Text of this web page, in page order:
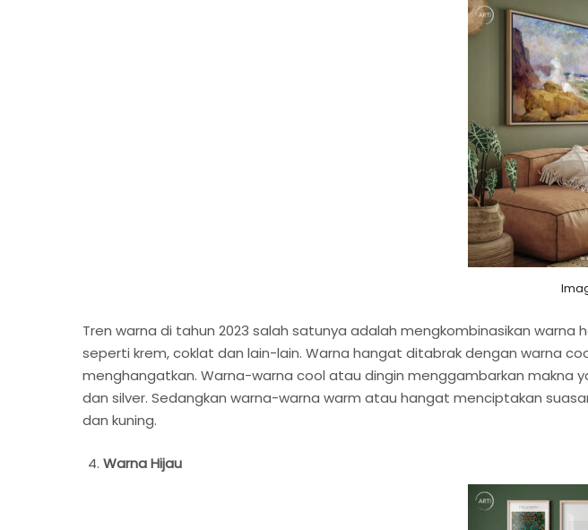
Tren warna di tahun 2023 salah satunya adalah mengkombinasikan
seperti krem, coklat dan lain-lain. Warna hangat ditabrak dengan warna
menghangatkan. Warna-warna cool atau dingin menggambarkan makna
dan silver. Sedangkan warna-warna warm atau hangat menciptakan
dan kuning.
Warna Hijau